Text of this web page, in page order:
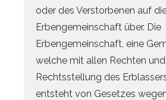
oder des Verstorbenen auf
Erbengemeinschaft über. Die
Erbengemeinschaft, eine
welche mit allen Rechten
Rechtsstellung des
entsteht von Gesetzes